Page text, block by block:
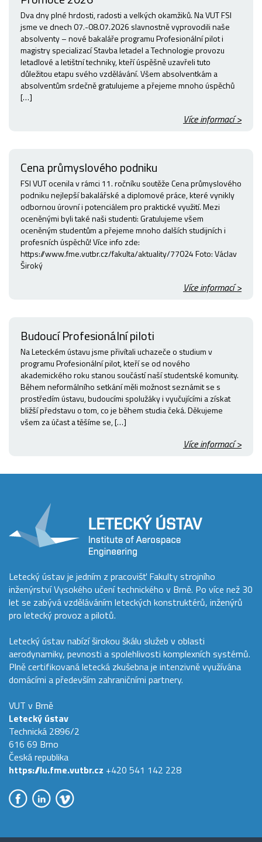
Dva dny plné hrdosti, radosti a velkých okamžiků. Na VUT FSI
jsme ve dnech 07.-08.07.2026 slavnostně vyprovodili naše
absolventy – nové bakaláře programu Profesionální pilot i
magistry specializací Stavba letadel a Technologie provozu
letadlové a letištní techniky, kteří úspěšně uzavřeli tuto
důležitou etapu svého vzdělávání. Všem absolventkám a
absolventům srdečně gratulujeme a přejeme mnoho úspěchů
[…]
Více informací >
Cena průmyslového podniku
FSI VUT ocenila v rámci 11. ročníku soutěže Cena průmyslového
podniku nejlepší bakalářské a diplomové práce, které vynikly
odbornou úrovní i potenciálem pro praktické využití. Mezi
oceněnými byli také naši studenti: Gratulujeme všem
oceněným studentům a přejeme mnoho dalších studijních i
profesních úspěchů! Více info zde:
https://www.fme.vutbr.cz/fakulta/aktuality/77024 Foto: Václav
Široký
Více informací >
Budoucí Profesionální piloti
Na Leteckém ústavu jsme přivítali uchazeče o studium v
programu Profesionální pilot, kteří se od nového
akademického roku stanou součástí naší studentské komunity.
Během neformálního setkání měli možnost seznámit se s
prostředím ústavu, budoucími spolužáky i vyučujícími a získat
bližší představu o tom, co je během studia čeká. Děkujeme
všem za účast a těšíme se, […]
Více informací >
Letecký ústav je jedním z pracovišť Fakulty strojního
inženýrství Vysokého učení technického v Brně. Po více než 30
let se zabývá vzděláváním leteckých konstruktérů, inženýrů
pro letecký provoz a pilotů.
Letecký ústav nabízí širokou škálu služeb v oblasti
aerodynamiky, pevnosti a spolehlivosti komplexních systémů.
Plně certifikovaná letecká zkušebna je intenzivně využívána
domácími a především zahraničními partnery.
VUT v Brně
Letecký ústav
Technická 2896/2
616 69 Brno
Česká republika
https://lu.fme.vutbr.cz +420 541 142 228